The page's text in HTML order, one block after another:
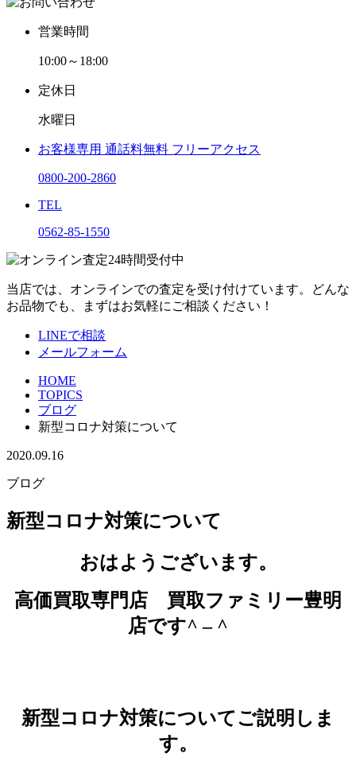
営業時間
10:00～18:00
定休日
水曜日
お客様専用 通話料無料 フリーアクセス
0800-200-2860
TEL
0562-85-1550
当店では、オンラインでの査定を受け付けています。どんな
お品物でも、まずはお気軽にご相談ください！
LINEで相談
メールフォーム
HOME
TOPICS
ブログ
新型コロナ対策について
2020.09.16
ブログ
新型コロナ対策について
おはようございます。
高価買取専門店 買取ファミリー豊明
店です^ – ^
新型コロナ対策についてご説明しま
す。